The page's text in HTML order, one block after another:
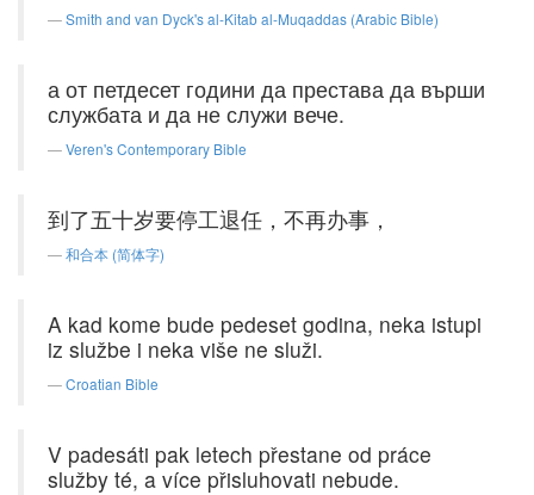
Smith and van Dyck's al-Kitab al-Muqaddas (Arabic Bible)
а от петдесет години да престава да върши
службата и да не служи вече.
Veren's Contemporary Bible
到了五十岁要停工退任，不再办事，
和合本 (简体字)
A kad kome bude pedeset godina, neka istupi
iz službe i neka više ne služi.
Croatian Bible
V padesáti pak letech přestane od práce
služby té, a více přisluhovati nebude.